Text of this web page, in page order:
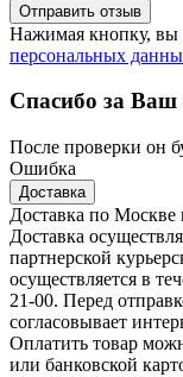
Отправить отзыв
Нажимая кнопку, вы
персональных
Спасибо за Ваш
После проверки он
Ошибка
Доставка
Доставка по
Доставка
партнерской
осуществляется в
21-00. Перед
согласовывает
Оплатить товар
или банковской